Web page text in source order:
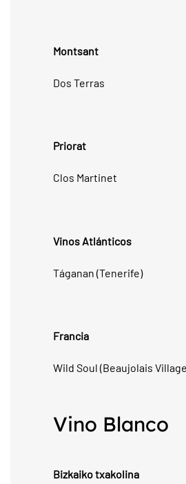
Montsant
Dos Terras
Priorat
Clos Martinet
Vinos Atlánticos
Táganan (Tenerife)
Francia
Wild Soul (Beaujolais
Vino Blanco
Bizkaiko txakolina